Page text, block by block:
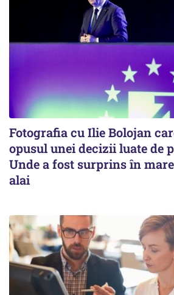
Fotografia cu Ilie Bolojan
opusul unei decizii luate de
Unde a fost surprins în
alai